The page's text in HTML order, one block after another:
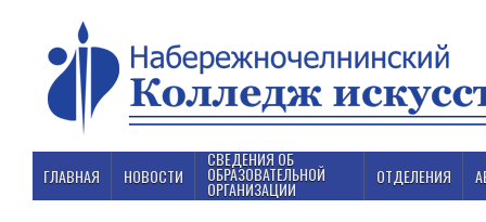
ГЛАВНАЯ НОВОСТИ
СВЕДЕНИЯ ОБ
ОБРАЗОВАТЕЛЬНОЙ
ОРГАНИЗАЦИИ
ОТДЕЛЕНИЯ